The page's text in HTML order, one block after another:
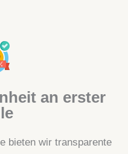
an erster
bieten wir transparente